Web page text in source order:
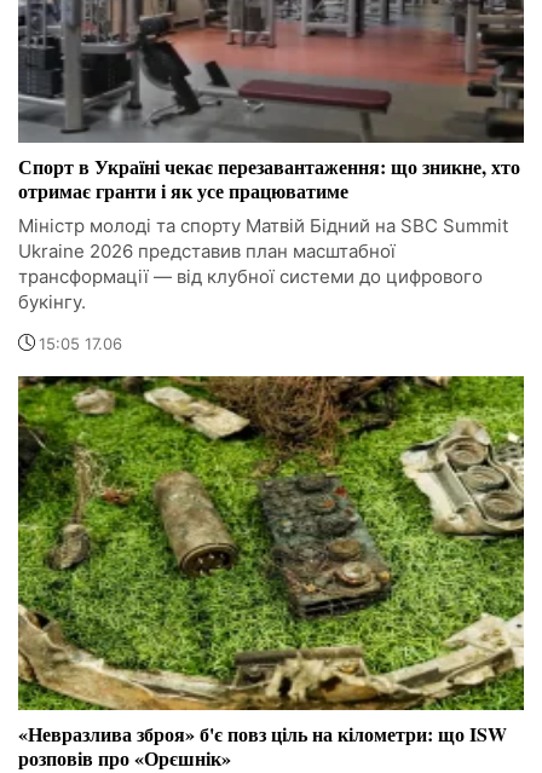
Спорт в Україні чекає перезавантаження: що зникне, хто
отримає гранти і як усе працюватиме
Міністр молоді та спорту Матвій Бідний на SBC Summit
Ukraine 2026 представив план масштабної
трансформації — від клубної системи до цифрового
букінгу.
15:05 17.06
«Невразлива зброя» б'є повз ціль на кілометри: що ISW
розповів про «Орєшнік»